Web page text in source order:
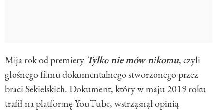
Mija rok od premiery Tylko nie mów nikomu, czyli
głośnego filmu dokumentalnego stworzonego przez
braci Sekielskich. Dokument, który w maju 2019 roku
trafił na platformę YouTube, wstrząsnął opinią